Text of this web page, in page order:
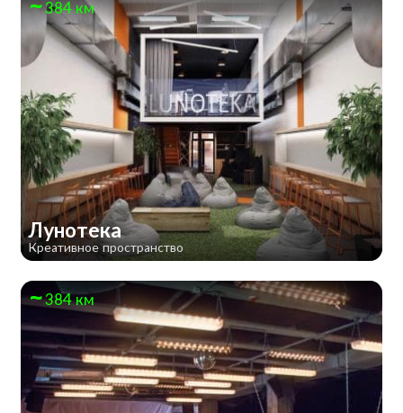
384 км
Лунотека
Креативное пространство
384 км